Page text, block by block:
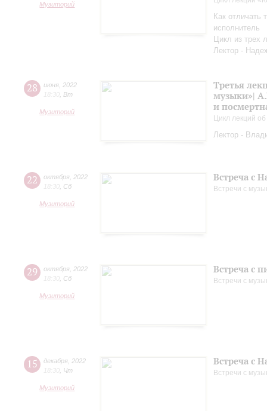
Музиторий
Как отличать
исполнитель
Цикл из трех
Лектор -
28 июня 2022
18:30 Вт
Музиторий
Третья
музыки»|
и
Цикл лекций
Лектор -
22 октября 2022
18:30 Сб
Музиторий
Встреча с
Встречи с
29 октября 2022
18:30 Сб
Музиторий
Встреча с
Встречи с
15 декабря 2022
18:30 Чт
Музиторий
Встреча с
Встречи с